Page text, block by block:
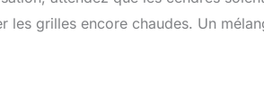
les grilles encore chaudes. Un